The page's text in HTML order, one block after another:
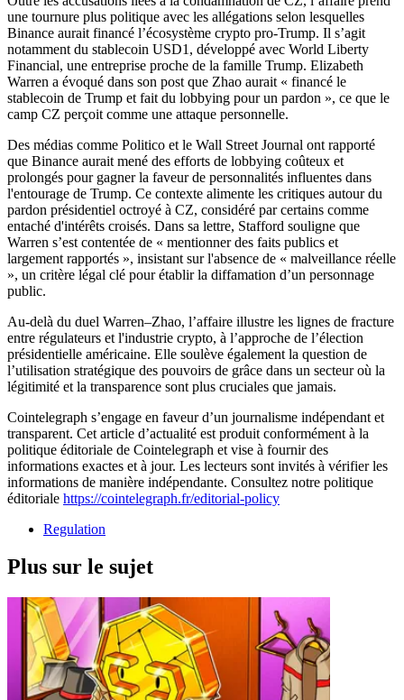
une tournure plus politique avec les allégations selon lesquelles
Binance aurait financé l’écosystème crypto pro-Trump. Il s’agit
notamment du stablecoin USD1, développé avec World Liberty
Financial, une entreprise proche de la famille Trump. Elizabeth
Warren a évoqué dans son post que Zhao aurait « financé le
stablecoin de Trump et fait du lobbying pour un pardon », ce que le
camp CZ perçoit comme une attaque personnelle.
Des médias comme Politico et le Wall Street Journal ont rapporté
que Binance aurait mené des efforts de lobbying coûteux et
prolongés pour gagner la faveur de personnalités influentes dans
l'entourage de Trump. Ce contexte alimente les critiques autour du
pardon présidentiel octroyé à CZ, considéré par certains comme
entaché d'intérêts croisés. Dans sa lettre, Stafford souligne que
Warren s’est contentée de « mentionner des faits publics et
largement rapportés », insistant sur l'absence de « malveillance réelle
», un critère légal clé pour établir la diffamation d’un personnage
public.
Au-delà du duel Warren–Zhao, l’affaire illustre les lignes de fracture
entre régulateurs et l'industrie crypto, à l’approche de l’élection
présidentielle américaine. Elle soulève également la question de
l’utilisation stratégique des pouvoirs de grâce dans un secteur où la
légitimité et la transparence sont plus cruciales que jamais.
Cointelegraph s’engage en faveur d’un journalisme indépendant et
transparent. Cet article d’actualité est produit conformément à la
politique éditoriale de Cointelegraph et vise à fournir des
informations exactes et à jour. Les lecteurs sont invités à vérifier les
informations de manière indépendante. Consultez notre politique
éditoriale https://cointelegraph.fr/editorial-policy
Regulation
Plus sur le sujet